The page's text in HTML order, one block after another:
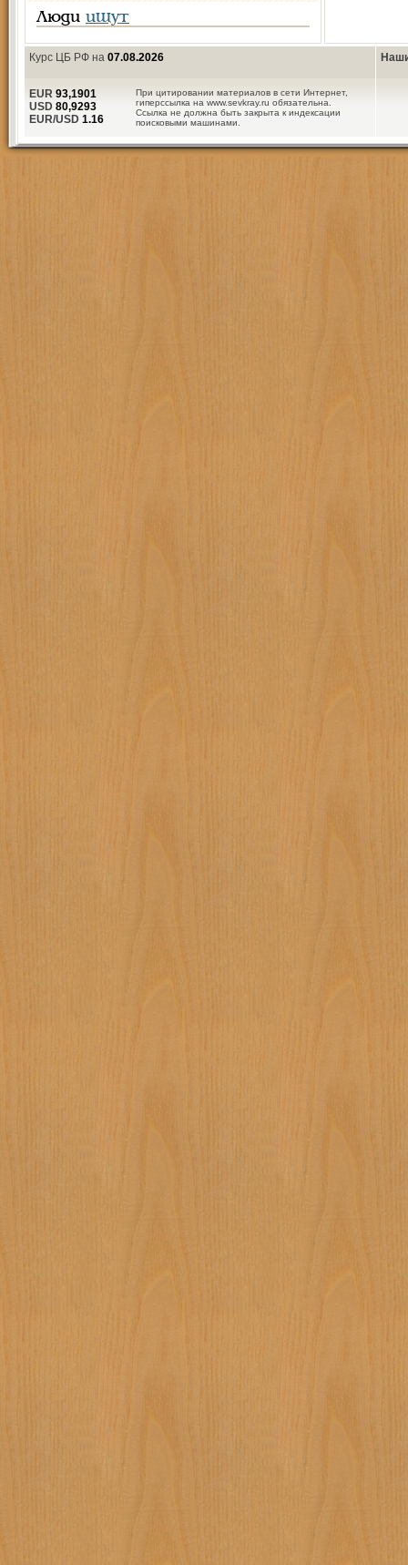
Люди ищут
Курс ЦБ РФ на 07.08.2026
При цитировании материалов в сети Интернет,
гиперссылка на www.sevkray.ru обязательна.
Ссылка не должна быть закрыта к индексации
поисковыми машинами.
EUR 93,1901
USD 80,9293
EUR/USD 1.16